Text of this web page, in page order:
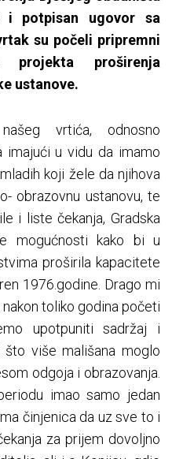
i potpisan ugovor sa
su počeli pripremni
proširenja
ustanove.
vrtića, odnosno
imajući u vidu da imamo
koji žele da njihova
obrazovnu ustanovu, te
i liste čekanja, Gradska
mogućnosti kako bi u
proširila kapacitete
1976.godine. Drago mi
toliko godina početi
upotpuniti sadržaj i
više mališana moglo
odgoja i obrazovanja.
imao samo jedan
činjenica da uz sve to i
za prijem dovoljno